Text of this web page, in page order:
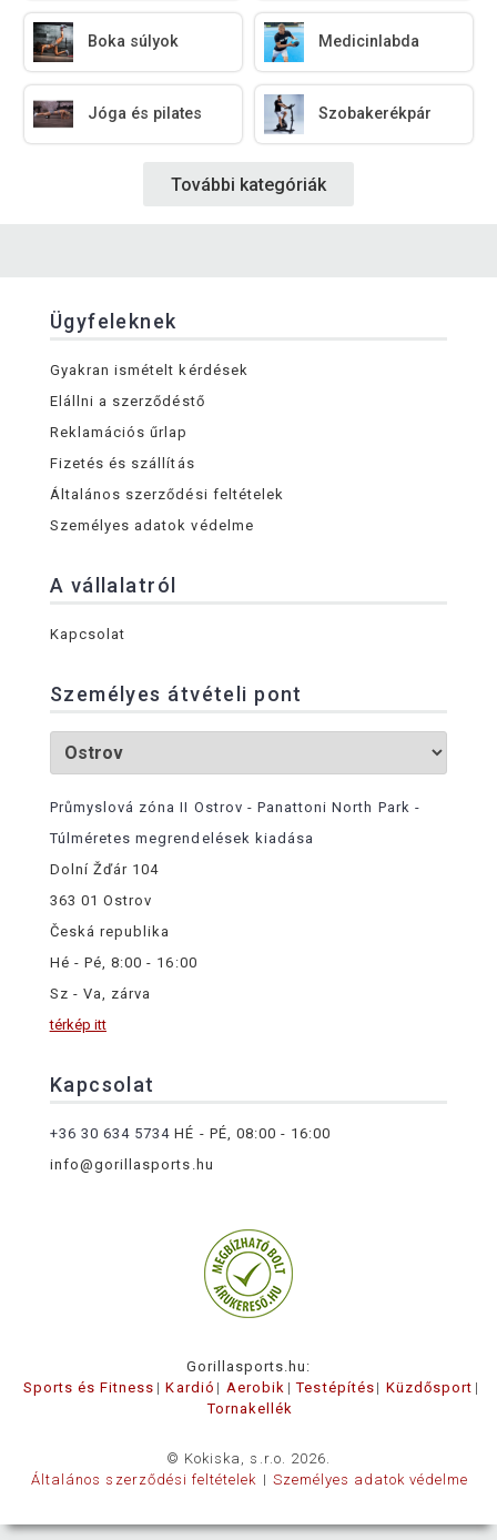
Boka súlyok Medicinlabda
Jóga és pilates Szobakerékpár
További kategóriák
Ügyfeleknek
Gyakran ismételt kérdések
Elállni a szerződéstő
Reklamációs űrlap
Fizetés és szállítás
Általános szerződési feltételek
Személyes adatok védelme
A vállalatról
Kapcsolat
Személyes átvételi pont
Průmyslová zóna II Ostrov - Panattoni North Park -
Túlméretes megrendelések kiadása
Dolní Žďár 104
363 01 Ostrov
Česká republika
Hé - Pé, 8:00 - 16:00
Sz - Va, zárva
térkép itt
Kapcsolat
+36 30 634 5734 HÉ - PÉ, 08:00 - 16:00
info@gorillasports.hu
Gorillasports.hu:
Sports és Fitness
Kardió Aerobik Testépítés
Küzdősport
Tornakellék
© Kokiska, s.r.o. 2026.
Általános szerződési feltételek
Személyes adatok védelme